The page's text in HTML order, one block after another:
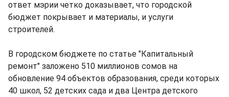
ответ мэрии четко доказывает, что городской
бюджет покрывает и материалы, и услуги
строителей.
В городском бюджете по статье "Капитальный
ремонт" заложено 510 миллионов сомов на
обновление 94 объектов образования, среди которых
40 школ, 52 детских сада и два Центра детского